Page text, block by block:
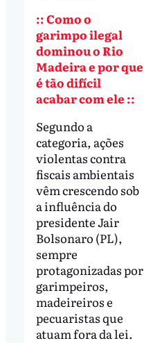
:: Como o
garimpo ilegal
dominou o Rio
Madeira e por que
é tão difícil
acabar com ele ::
Segundo a
categoria, ações
violentas contra
fiscais ambientais
vêm crescendo sob
a influência do
presidente Jair
Bolsonaro (PL),
sempre
protagonizadas por
garimpeiros,
madeireiros e
pecuaristas que
atuam fora da lei.